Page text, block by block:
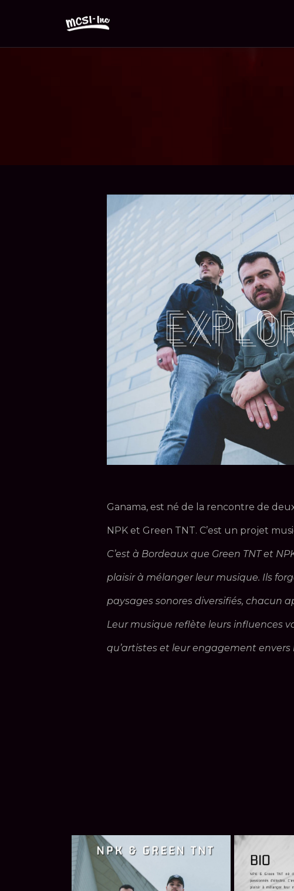
Ganama, est né de la rencontre de
NPK et Green TNT. C’est un projet
C’est à Bordeaux que Green TNT et
plaisir à mélanger leur musique. Ils
paysages sonores diversifiés, chacun
Leur musique reflète leurs influences
qu’artistes et leur engagement envers